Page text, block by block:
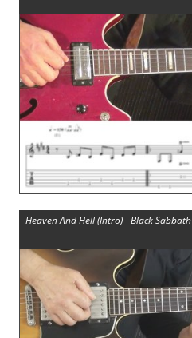
Heaven And Hell (Intro) - Black Sabbath